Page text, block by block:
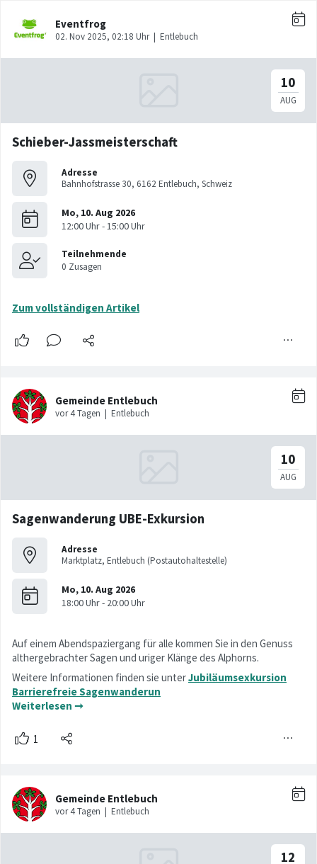
Schieber-Jassmeisterschaft
Adresse
Bahnhofstrasse 30, 6162 Entlebuch, Schweiz
Zum vollständigen Artikel
Sagenwanderung UBE-Exkursion
Adresse
Marktplatz, Entlebuch (Postautohaltestelle)
Auf einem Abendspaziergang für alle kommen Sie in den Genuss
althergebrachter Sagen und uriger Klänge des Alphorns.
Weitere Informationen finden sie unterJubiläumsexkursion
Barrierefreie Sagenwanderun
Weiterlesen ➞